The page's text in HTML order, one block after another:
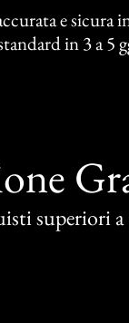
e sicura
in 3 a 5
superiori